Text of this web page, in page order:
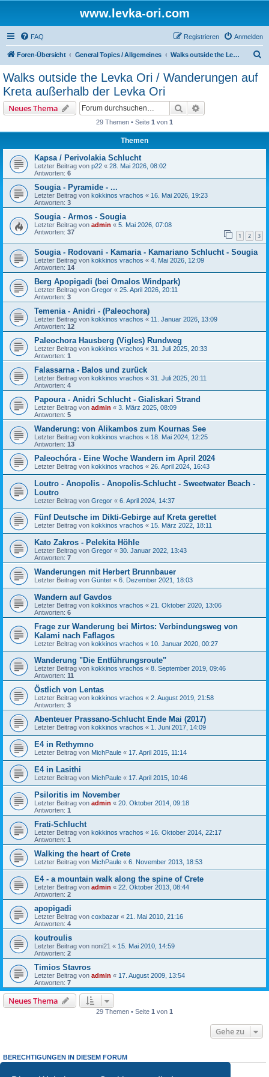
www.levka-ori.com
FAQ Anmelden
Registrieren
Foren-Übersicht General Topics / Allgemeines Walks outside the Levka Ori / Wanderungen auf Kreta außerhalb der Levka Ori
Walks outside the Levka Ori / Wanderungen auf
Kreta außerhalb der Levka Ori
Neues Thema Suche
29 Themen • Seite 1 von 1
Themen
Kapsa / Perivolakia Schlucht
Letzter Beitrag von p22 « 28. Mai 2026, 08:02
Antworten: 6
Sougia - Pyramide - ...
Letzter Beitrag von kokkinos vrachos « 16. Mai 2026, 19:23
Antworten: 3
Sougia - Armos - Sougia
Letzter Beitrag von admin « 5. Mai 2026, 07:08
Antworten: 37 1 2 3
Sougia - Rodovani - Kamaria - Kamariano Schlucht - Sougia
Letzter Beitrag von kokkinos vrachos « 4. Mai 2026, 12:09
Antworten: 14
Berg Apopigadi (bei Omalos Windpark)
Letzter Beitrag von Gregor « 25. April 2026, 20:11
Antworten: 3
Temenia - Anidri - (Paleochora)
Letzter Beitrag von kokkinos vrachos « 11. Januar 2026, 13:09
Antworten: 12
Paleochora Hausberg (Vigles) Rundweg
Letzter Beitrag von kokkinos vrachos « 31. Juli 2025, 20:33
Antworten: 1
Falassarna - Balos und zurück
Letzter Beitrag von kokkinos vrachos « 31. Juli 2025, 20:11
Antworten: 4
Papoura - Anidri Schlucht - Gialiskari Strand
Letzter Beitrag von admin « 3. März 2025, 08:09
Antworten: 5
Wanderung: von Alikambos zum Kournas See
Letzter Beitrag von kokkinos vrachos « 18. Mai 2024, 12:25
Antworten: 13
Paleochóra - Eine Woche Wandern im April 2024
Letzter Beitrag von kokkinos vrachos « 26. April 2024, 16:43
Loutro - Anopolis - Anopolis-Schlucht - Sweetwater Beach -
Loutro
Letzter Beitrag von Gregor « 6. April 2024, 14:37
Fünf Deutsche im Dikti-Gebirge auf Kreta gerettet
Letzter Beitrag von kokkinos vrachos « 15. März 2022, 18:11
Kato Zakros - Pelekita Höhle
Letzter Beitrag von Gregor « 30. Januar 2022, 13:43
Antworten: 7
Wanderungen mit Herbert Brunnbauer
Letzter Beitrag von Günter « 6. Dezember 2021, 18:03
Wandern auf Gavdos
Letzter Beitrag von kokkinos vrachos « 21. Oktober 2020, 13:06
Antworten: 6
Frage zur Wanderung bei Mirtos: Verbindungsweg von
Kalami nach Faflagos
Letzter Beitrag von kokkinos vrachos « 10. Januar 2020, 00:27
Wanderung "Die Entführungsroute"
Letzter Beitrag von kokkinos vrachos « 8. September 2019, 09:46
Antworten: 11
Östlich von Lentas
Letzter Beitrag von kokkinos vrachos « 2. August 2019, 21:58
Antworten: 3
Abenteuer Prassano-Schlucht Ende Mai (2017)
Letzter Beitrag von kokkinos vrachos « 1. Juni 2017, 14:09
E4 in Rethymno
Letzter Beitrag von MichPaule « 17. April 2015, 11:14
E4 in Lasithi
Letzter Beitrag von MichPaule « 17. April 2015, 10:46
Psiloritis im November
Letzter Beitrag von admin « 20. Oktober 2014, 09:18
Antworten: 1
Frati-Schlucht
Letzter Beitrag von kokkinos vrachos « 16. Oktober 2014, 22:17
Antworten: 1
Walking the heart of Crete
Letzter Beitrag von MichPaule « 6. November 2013, 18:53
E4 - a mountain walk along the spine of Crete
Letzter Beitrag von admin « 22. Oktober 2013, 08:44
Antworten: 2
apopigadi
Letzter Beitrag von coxbazar « 21. Mai 2010, 21:16
Antworten: 4
koutroulis
Letzter Beitrag von noni21 « 15. Mai 2010, 14:59
Antworten: 2
Timios Stavros
Letzter Beitrag von admin « 17. August 2009, 13:54
Antworten: 7
Neues Thema
29 Themen • Seite 1 von 1
Gehe zu
BERECHTIGUNGEN IN DIESEM FORUM